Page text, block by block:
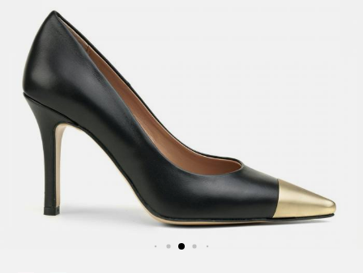
SCARPE
DONNA
INVERNALI
SCARPE
UOMO
CONTATTI
Login
Sandali con tacco
Scarpe basse
Scarpe basse
Indietro